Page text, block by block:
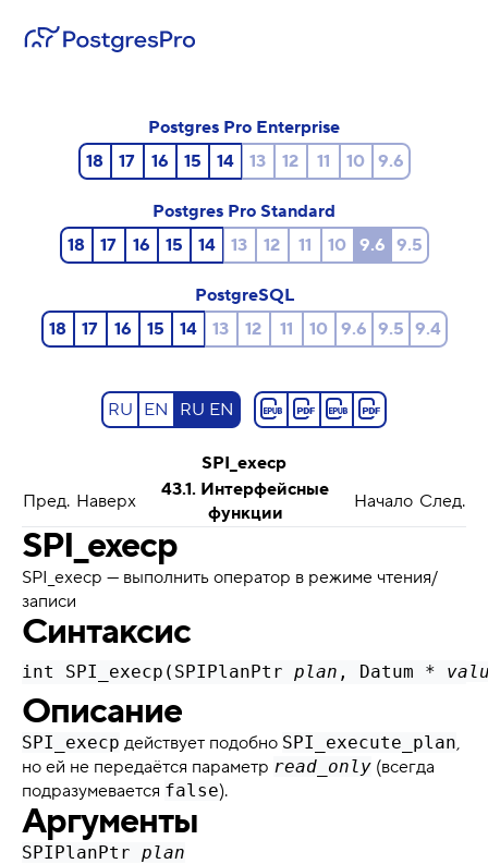
Postgres Pro Enterprise
18
17 16 15 14 13 12 11 10 9.6
Postgres Pro Standard
18
17 16 15 14 13 12 11 10 9.6 9.5
PostgreSQL
18
17 16 15 14 13 12 11 10 9.6 9.5 9.4
RU EN RU EN
SPI_execp
Пред. Наверх
43.1. Интерфейсные
функции
Начало След.
SPI_execp
SPI_execp — выполнить оператор в режиме чтения/
записи
Синтаксис
int SPI_execp(SPIPlanPtr plan , Datum *
Описание
SPI_execp действует подобно SPI_execute_plan,
но ей не передаётся параметр read_only (всегда
подразумевается false).
Аргументы
SPIPlanPtr plan